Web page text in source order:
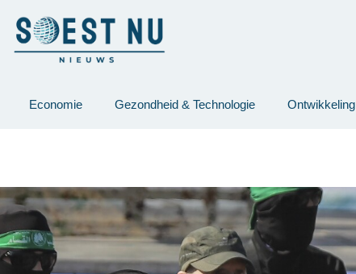
Economie Gezondheid & Technologie Ontwikkeling